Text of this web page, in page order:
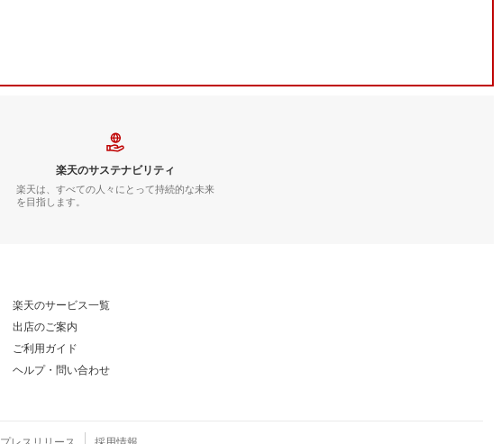
楽天のサステナビリティ
楽天は、すべての人々にとって持続的な未来
を目指します。
楽天のサービス一覧
出店のご案内
ご利用ガイド
ヘルプ・問い合わせ